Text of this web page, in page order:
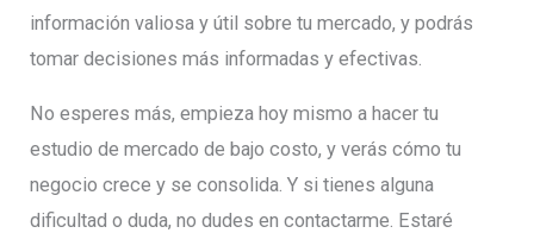
información valiosa y útil sobre tu mercado, y podrás
tomar decisiones más informadas y efectivas.
No esperes más, empieza hoy mismo a hacer tu
estudio de mercado de bajo costo, y verás cómo tu
negocio crece y se consolida. Y si tienes alguna
dificultad o duda, no dudes en contactarme. Estaré